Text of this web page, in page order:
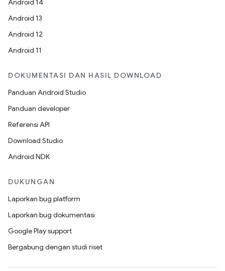
Android 14
Android 13
Android 12
Android 11
DOKUMENTASI DAN HASIL DOWNLOAD
Panduan Android Studio
Panduan developer
Referensi API
Download Studio
Android NDK
DUKUNGAN
Laporkan bug platform
Laporkan bug dokumentasi
Google Play support
Bergabung dengan studi riset